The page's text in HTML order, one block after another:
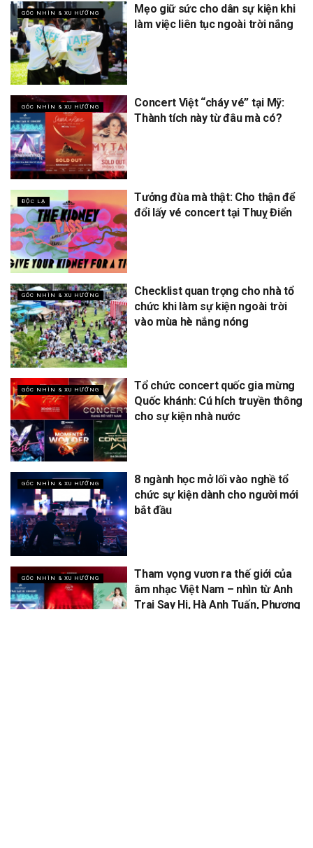
GÓC NHÌN & XU HƯỚNG
Mẹo giữ sức cho dân sự kiện khi
làm việc liên tục ngoài trời nắng
GÓC NHÌN & XU HƯỚNG
Concert Việt “cháy vé” tại Mỹ:
Thành tích này từ đâu mà có?
ĐỘC LẠ
Tưởng đùa mà thật: Cho thận để
đổi lấy vé concert tại Thuỵ Điển
GÓC NHÌN & XU HƯỚNG
Checklist quan trọng cho nhà tổ
chức khi làm sự kiện ngoài trời
vào mùa hè nắng nóng
GÓC NHÌN & XU HƯỚNG
Tổ chức concert quốc gia mừng
Quốc khánh: Cú hích truyền thông
cho sự kiện nhà nước
GÓC NHÌN & XU HƯỚNG
8 ngành học mở lối vào nghề tổ
chức sự kiện dành cho người mới
bắt đầu
GÓC NHÌN & XU HƯỚNG
Tham vọng vươn ra thế giới của
âm nhạc Việt Nam – nhìn từ Anh
Trai Say Hi, Hà Anh Tuấn, Phương